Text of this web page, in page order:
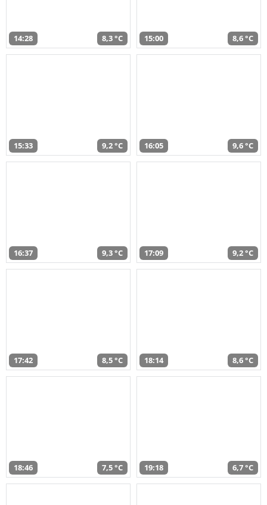
14:28 8,3 °C 15:00 8,6 °C
15:33 9,2 °C 16:05 9,6 °C
16:37 9,3 °C 17:09 9,2 °C
17:42 8,5 °C 18:14 8,6 °C
18:46 7,5 °C 19:18 6,7 °C